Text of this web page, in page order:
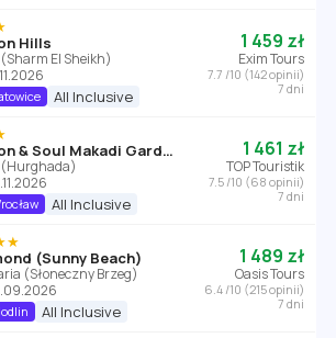
Hills
El Sheikh)
All Inclusive
1 459 zł
Exim Tours
7.7 /10 (142 opinii)
7 dni
Lemon & Soul Makadi Garden (ex Labranda Garden Makadi)
(Hurghada)
All Inclusive
1 461 zł
TOP Touristik
7.5 /10 (68 opinii)
7 dni
(Sunny Beach)
(Słoneczny Brzeg)
All Inclusive
1 489 zł
Oasis Tours
6.4 /10 (215 opinii)
7 dni